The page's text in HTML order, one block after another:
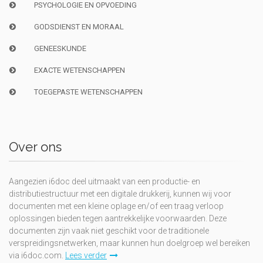
PSYCHOLOGIE EN OPVOEDING
GODSDIENST EN MORAAL
GENEESKUNDE
EXACTE WETENSCHAPPEN
TOEGEPASTE WETENSCHAPPEN
Over ons
Aangezien i6doc deel uitmaakt van een productie- en
distributiestructuur met een digitale drukkerij, kunnen wij voor
documenten met een kleine oplage en/of een traag verloop
oplossingen bieden tegen aantrekkelijke voorwaarden. Deze
documenten zijn vaak niet geschikt voor de traditionele
verspreidingsnetwerken, maar kunnen hun doelgroep wel bereiken
via i6doc.com. Lees verder